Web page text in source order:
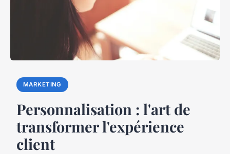
MARKETING
Personnalisation : l'art de
transformer l'expérience
client